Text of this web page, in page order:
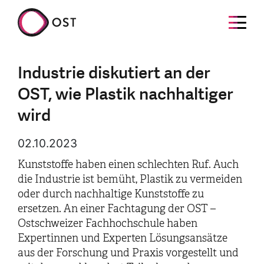
Industrie diskutiert an der
OST, wie Plastik nachhaltiger
wird
02.10.2023
Kunststoffe haben einen schlechten Ruf. Auch
die Industrie ist bemüht, Plastik zu vermeiden
oder durch nachhaltige Kunststoffe zu
ersetzen. An einer Fachtagung der OST –
Ostschweizer Fachhochschule haben
Expertinnen und Experten Lösungsansätze
aus der Forschung und Praxis vorgestellt und